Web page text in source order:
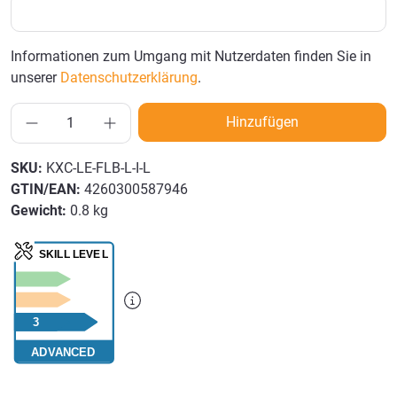
Informationen zum Umgang mit Nutzerdaten finden Sie in
unserer Datenschutzerklärung.
Hinzufügen
SKU: KXC-LE-FLB-L-I-L
GTIN/EAN: 4260300587946
Gewicht: 0.8 kg